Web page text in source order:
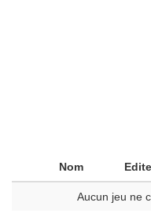
Nom
Aucun jeu ne